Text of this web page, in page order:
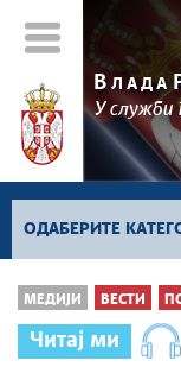
В ЛАДА
У служби
ОДАБЕРИТЕ
Влада Србије
Активности
Активности
МЕДИЈИ ВЕСТИ
Читај ми